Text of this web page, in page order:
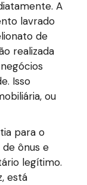
A
lavrado
de
realizada
Isso
ou
para o
ônus e
legítimo.
está